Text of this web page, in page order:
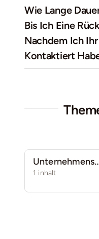
Wie Lange
Bis Ich Eine
Nachdem Ich
Kontaktiert
1 inhalt